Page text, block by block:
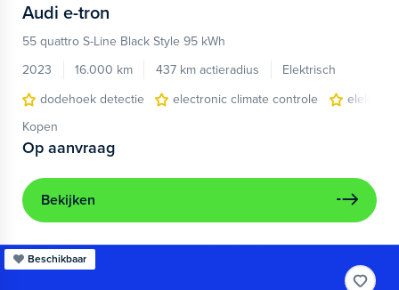
Audi e-tron
55 quattro S-Line Black Style 95 kWh
2023
16.000 km 437 km actieradius
Elektrisch
dodehoek detectie
electronic climate controle
Kopen
Op aanvraag
Bekijken
Beschikbaar